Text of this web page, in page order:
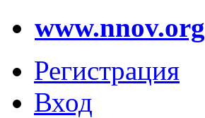
www.nnov.org
Регистрация
Вход